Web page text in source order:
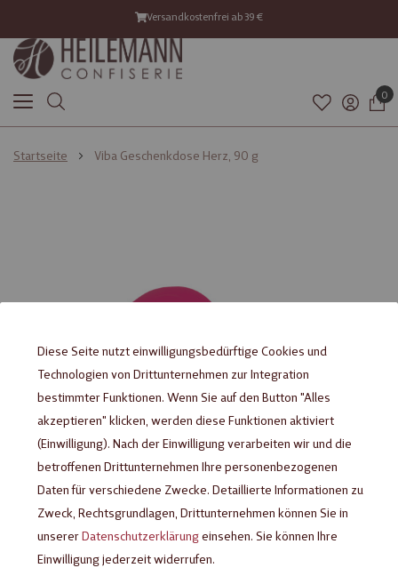
Versandkostenfrei ab 39 €
0
Startseite Viba Geschenkdose Herz, 90 g
Diese Seite nutzt einwilligungsbedürftige Cookies und
Technologien von Drittunternehmen zur Integration
bestimmter Funktionen. Wenn Sie auf den Button "Alles
akzeptieren" klicken, werden diese Funktionen aktiviert
(Einwilligung). Nach der Einwilligung verarbeiten wir und die
betroffenen Drittunternehmen Ihre personenbezogenen
Daten für verschiedene Zwecke. Detaillierte Informationen zu
Zweck, Rechtsgrundlagen, Drittunternehmen können Sie in
unsererDatenschutzerklärungeinsehen. Sie können Ihre
Einwilligung jederzeit widerrufen.